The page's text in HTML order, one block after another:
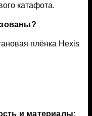
катафота.
плёнка Hexis
и материалы: